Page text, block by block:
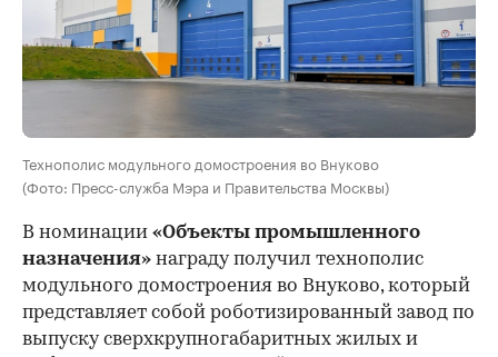
Технополис модульного домостроения во Внуково
(Фото: Пресс-служба Мэра и Правительства Москвы)
В номинации «Объекты промышленного
назначения» награду получил технополис
модульного домостроения во Внуково, который
представляет собой роботизированный завод по
выпуску сверхкрупногабаритных жилых и